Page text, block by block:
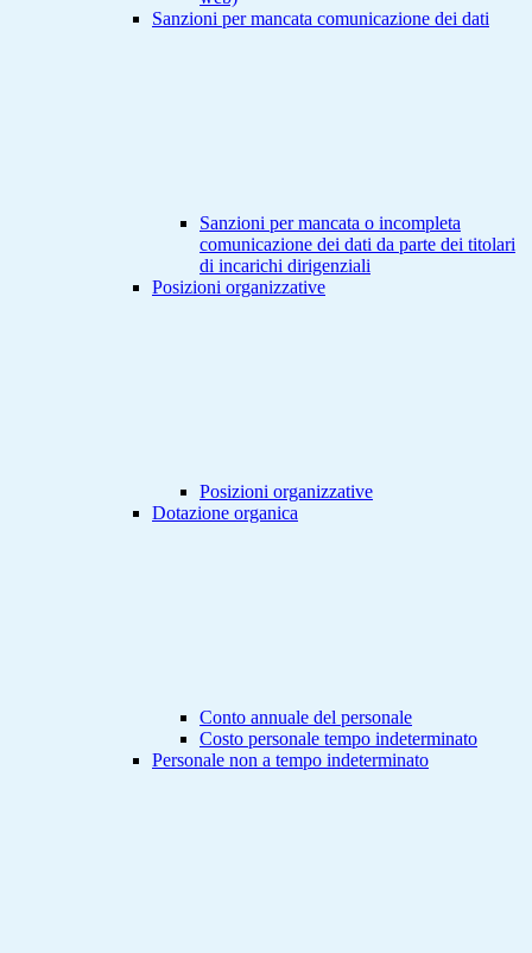
Sanzioni per mancata comunicazione dei dati
Sanzioni per mancata o incompleta
comunicazione dei dati da parte dei titolari
di incarichi dirigenziali
Posizioni organizzative
Posizioni organizzative
Dotazione organica
Conto annuale del personale
Costo personale tempo indeterminato
Personale non a tempo indeterminato